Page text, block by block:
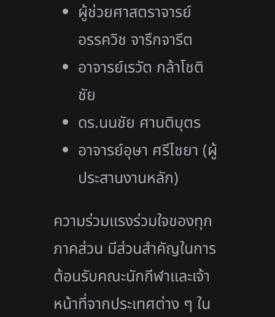
ผู้ช่วยศาสตราจารย์
อรรควิช จารึกจารีต
อาจารย์เรวัต กล้าโชติ
ชัย
ดร.นนชัย ศานติบุตร
อาจารย์อุษา ศรีไชยา (ผู้
ประสานงานหลัก)
ความร่วมแรงร่วมใจของทุก
ภาคส่วน มีส่วนสำคัญในการ
ต้อนรับคณะนักกีฬาและเจ้า
หน้าที่จากประเทศต่าง ๆ ใน